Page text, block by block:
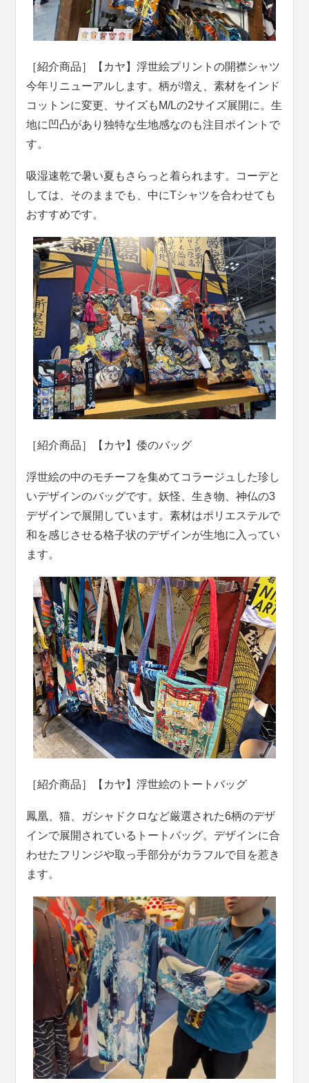
［紹介商品］【カヤ】浮世絵プリントの開襟シャツ
今年リニューアルします。柄が増え、素材をインド
コットンに変更、サイズもM/Lの2サイズ展開に。生
地に凹凸があり独特な生地感なのも注目ポイントで
す。
吸湿速乾で暑い夏もさらっと着られます。コーデと
しては、そのままでも、中にTシャツを合わせても
おすすめです。
［紹介商品］【カヤ】倭のバッグ
浮世絵の中のモチーフを集めてコラージュした珍し
いデザインのバッグです。妖怪、生き物、神仏の3
デザインで展開しています。素材はポリエステルで
和を感じさせる格子状のデザインが生地に入ってい
ます。
［紹介商品］【カヤ】浮世絵のトートバッグ
鳳凰、猫、ガシャドクロなど厳選された6柄のデザ
インで展開されているトートバッグ。デザインに合
わせたフリンジや取っ手部分がカラフルで目を惹き
ます。